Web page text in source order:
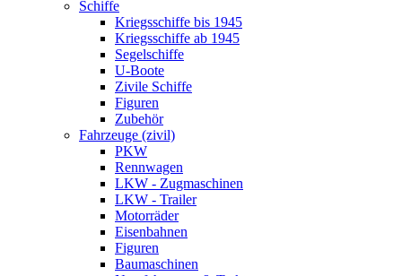
Schiffe
Kriegsschiffe bis 1945
Kriegsschiffe ab 1945
Segelschiffe
U-Boote
Zivile Schiffe
Figuren
Zubehör
Fahrzeuge (zivil)
PKW
Rennwagen
LKW - Zugmaschinen
LKW - Trailer
Motorräder
Eisenbahnen
Figuren
Baumaschinen